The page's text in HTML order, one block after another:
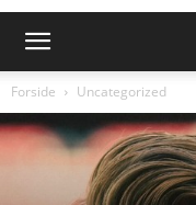
Forside Uncategorized